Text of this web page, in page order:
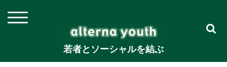
若者とソーシャルを結ぶ